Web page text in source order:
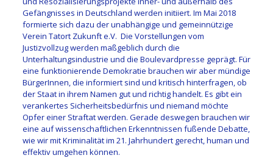
Gefängnisses in Deutschland werden initiiert. Im Mai 2018
formierte sich dazu der unabhängige und gemeinnützige
Verein Tatort Zukunft e.V. Die Vorstellungen vom
Justizvollzug werden maßgeblich durch die
Unterhaltungsindustrie und die Boulevardpresse geprägt. Für
eine funktionierende Demokratie brauchen wir aber mündige
BürgerInnen, die informiert sind und kritisch hinterfragen, ob
der Staat in ihrem Namen gut und richtig handelt. Es gibt ein
verankertes Sicherheitsbedürfnis und niemand möchte
Opfer einer Straftat werden. Gerade deswegen brauchen wir
eine auf wissenschaftlichen Erkenntnissen fußende Debatte,
wie wir mit Kriminalität im 21. Jahrhundert gerecht, human und
effektiv umgehen können.